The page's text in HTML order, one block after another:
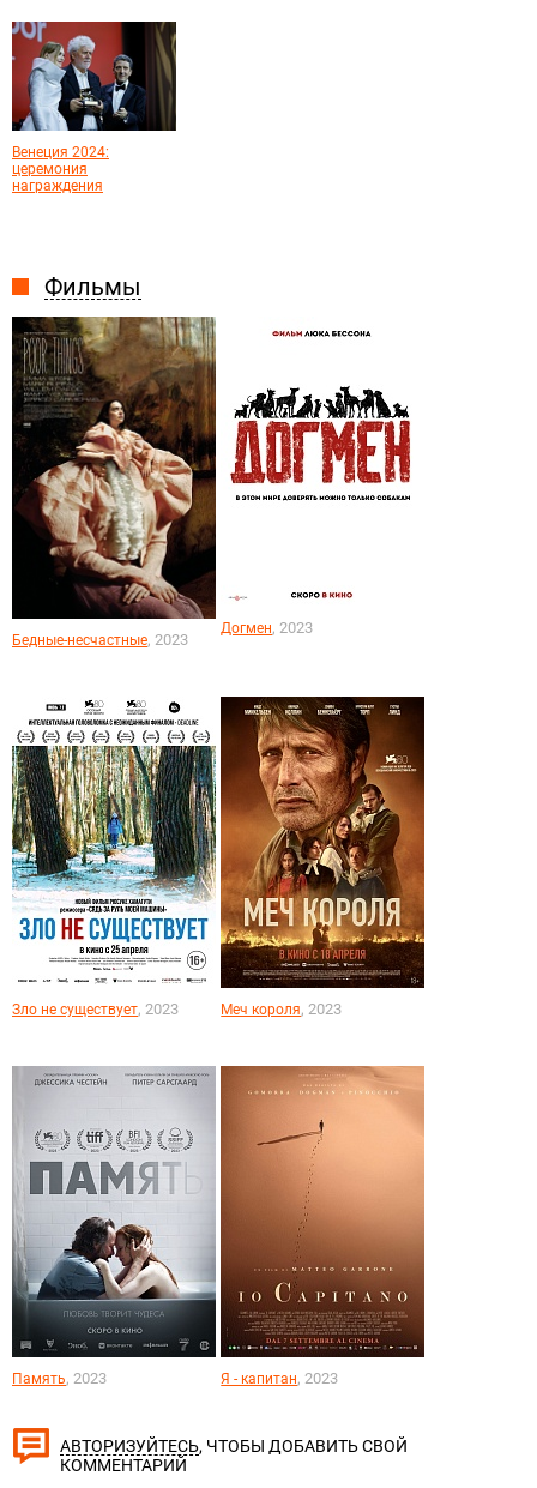
Фильмы
Бедные-несчастные, 2023
Догмен, 2023
Зло не существует, 2023 Меч короля, 2023
Память, 2023 Я - капитан, 2023
Венеция 2024:
церемония
награждения
АВТОРИЗУЙТЕСЬ, ЧТОБЫ ДОБАВИТЬ СВОЙ
КОММЕНТАРИЙ